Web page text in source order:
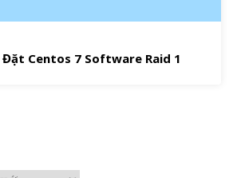
Đặt Centos 7 Software Raid 1